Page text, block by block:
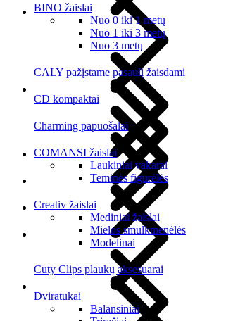
BINO žaislai
Nuo 0 iki 1 metų
Nuo 1 iki 3 metų
Nuo 3 metų
CALY pažįstame pasaulį žaisdami
CD kompaktai
Charming papuošalai
COMANSI žaislai
Laukiniai vakarai
Teminės figūrėlės
Creativ žaislai
Mediniai žaislai
Mielos smulkmenėlės
Modelinai
Cuty Clips plaukų aksesuarai
Dviratukai
Balansiniai